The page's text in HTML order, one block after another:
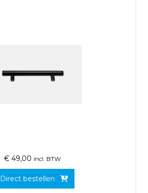
€ 49,00 incl. BTW
Direct bestellen